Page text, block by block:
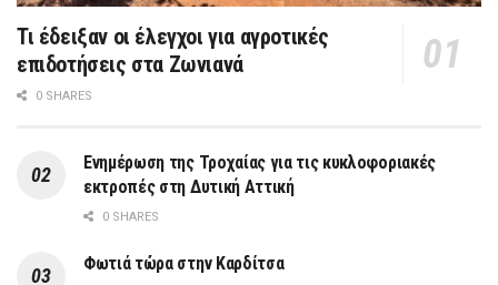
Τι έδειξαν οι έλεγχοι για αγροτικές
επιδοτήσεις στα Ζωνιανά
0 SHARES
Ενημέρωση της Τροχαίας για τις κυκλοφοριακές
εκτροπές στη Δυτική Αττική
0 SHARES
Φωτιά τώρα στην Καρδίτσα